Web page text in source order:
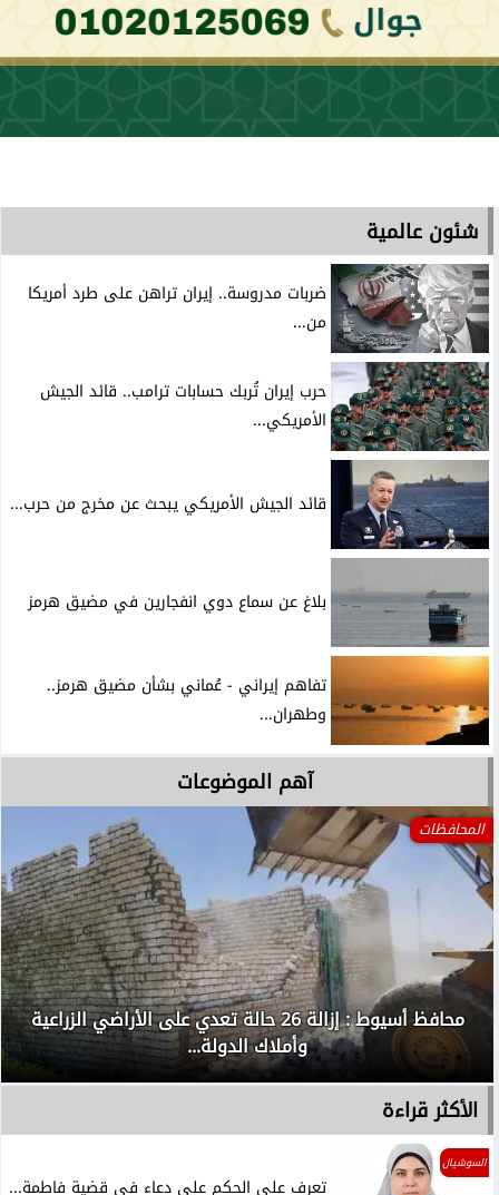
شئون عالمية
ضربات مدروسة.. إيران تراهن على طرد أمريكا
من...
حرب إيران تُربك حسابات ترامب.. قائد الجيش
الأمريكي...
قائد الجيش الأمريكي يبحث عن مخرج من حرب...
بلاغ عن سماع دوي انفجارين في مضيق هرمز
تفاهم إيراني - عُماني بشأن مضيق هرمز..
وطهران...
آهم الموضوعات
المحافظات
محافظ أسيوط : إزالة 26 حالة تعدي على الأراضي الزراعية
وأملاك الدولة...
الأكثر قراءة
السوشيال
تعرف علي الحكم علي دعاء في قضية فاطمة...